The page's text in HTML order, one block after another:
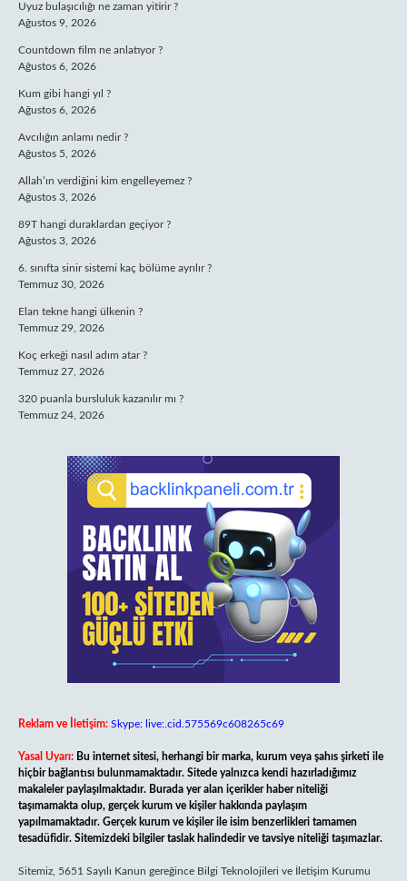
Uyuz bulaşıcılığı ne zaman yitirir ?
Ağustos 9, 2026
Countdown film ne anlatıyor ?
Ağustos 6, 2026
Kum gibi hangi yıl ?
Ağustos 6, 2026
Avcılığın anlamı nedir ?
Ağustos 5, 2026
Allah’ın verdiğini kim engelleyemez ?
Ağustos 3, 2026
89T hangi duraklardan geçiyor ?
Ağustos 3, 2026
6. sınıfta sinir sistemi kaç bölüme ayrılır ?
Temmuz 30, 2026
Elan tekne hangi ülkenin ?
Temmuz 29, 2026
Koç erkeği nasıl adım atar ?
Temmuz 27, 2026
320 puanla bursluluk kazanılır mı ?
Temmuz 24, 2026
Reklam ve İletişim: Skype: live:.cid.575569c608265c69
Yasal Uyarı: Bu internet sitesi, herhangi bir marka, kurum veya şahıs şirketi ile
hiçbir bağlantısı bulunmamaktadır. Sitede yalnızca kendi hazırladığımız
makaleler paylaşılmaktadır. Burada yer alan içerikler haber niteliği
taşımamakta olup, gerçek kurum ve kişiler hakkında paylaşım
yapılmamaktadır. Gerçek kurum ve kişiler ile isim benzerlikleri tamamen
tesadüfidir. Sitemizdeki bilgiler taslak halindedir ve tavsiye niteliği taşımazlar.
Sitemiz, 5651 Sayılı Kanun gereğince Bilgi Teknolojileri ve İletişim Kurumu